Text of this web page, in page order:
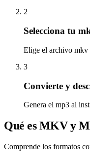
2
Selecciona tu
Elige el archivo mkv
3
Convierte y
Genera el mp3 al
Qué es MKV y
Comprende los formatos